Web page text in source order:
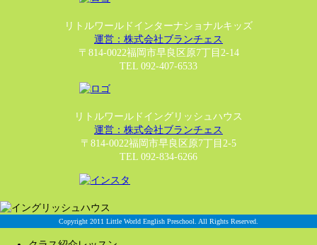
リトルワールドインターナショナルキッズ
運営：株式会社ブランチェス
〒814-0022福岡市早良区原7丁目2-14
TEL 092-407-6533
リトルワールドイングリッシュハウス
運営：株式会社ブランチェス
〒814-0022福岡市早良区原7丁目2-5
TEL 092-834-6266
Copyright 2011 Little World English Preschool. All Rights Reserved.